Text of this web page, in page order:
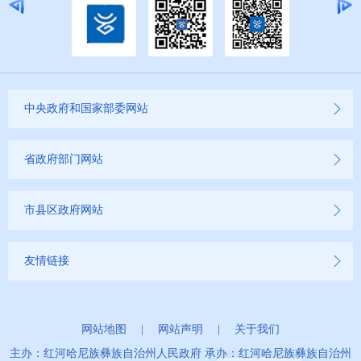
第十一期
第十二期
中央政府和国家部委网站
省政府部门网站
市县区政府网站
友情链接
网站地图 | 网站声明 | 关于我们
主办：红河哈尼族彝族自治州人民政府 承办：红河哈尼族彝族自治州